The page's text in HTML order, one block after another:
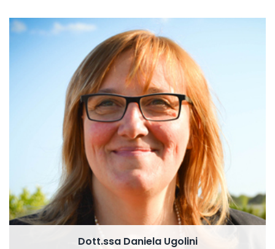
Dott.ssa Daniela Ugolini
Dott.ssa Daniela Ugolini
Vice Presidente